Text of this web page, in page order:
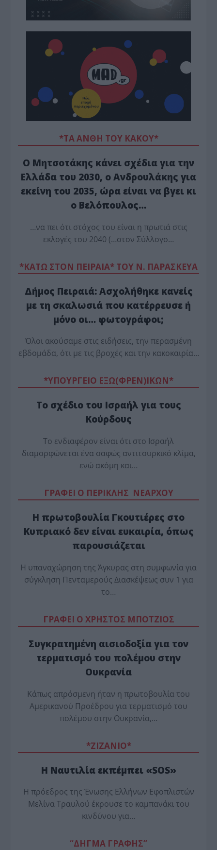
*ΤΑ ΆΝΘΗ ΤΟΥ ΚΑΚΟΎ*
Ο Μητσοτάκης κάνει σχέδια για την
Ελλάδα του 2030, ο Ανδρουλάκης για
εκείνη του 2035, ώρα είναι να βγει κι
ο Βελόπουλος…
…να πει ότι στόχος του είναι η πρωτιά στις
εκλογές του 2040 (…στον Σύλλογο…
*ΚΑΤΩ ΣΤΟΝ ΠΕΙΡΑΙΑ* ΤΟΥ Ν. ΠΑΡΑΣΚΕΥΑ
Δήμος Πειραιά: Ασχολήθηκε κανείς
με τη σκαλωσιά που κατέρρευσε ή
μόνο οι… φωτογράφοι;
Όλοι ακούσαμε στις ειδήσεις, την περασμένη
εβδομάδα, ότι με τις βροχές και την κακοκαιρία…
*ΥΠΟΥΡΓΕΙΟ ΕΞΩ(ΦΡΕΝ)ΙΚΩΝ*
Το σχέδιο του Ισραήλ για τους
Κούρδους
Το ενδιαφέρον είναι ότι στο Ισραήλ
διαμορφώνεται ένα σαφώς αντιτουρκικό κλίμα,
ενώ ακόμη και…
ΓΡΑΦΕΙ Ο ΠΕΡΙΚΛΗΣ ΝΕΑΡΧΟΥ
Η πρωτοβουλία Γκουτιέρες στο
Κυπριακό δεν είναι ευκαιρία, όπως
παρουσιάζεται
Η υπαναχώρηση της Άγκυρας στη συμφωνία για
σύγκληση Πενταμερούς Διασκέψεως συν 1 για
το…
ΓΡΑΦΕΙ Ο ΧΡΗΣΤΟΣ ΜΠΟΤΖΙΟΣ
Συγκρατημένη αισιοδοξία για τον
τερματισμό του πολέμου στην
Ουκρανία
Κάπως απρόσμενη ήταν η πρωτοβουλία του
Αμερικανού Προέδρου για τερματισμό του
πολέμου στην Ουκρανία,…
*ZΙΖΑΝΙΟ*
Η Ναυτιλία εκπέμπει «SOS»
Η πρόεδρος της Ένωσης Ελλήνων Εφοπλιστών
Μελίνα Τραυλού έ­κρουσε το καμπανάκι του
κινδύνου για…
“ΔΗΓΜΑ ΓΡΑΦΗΣ”